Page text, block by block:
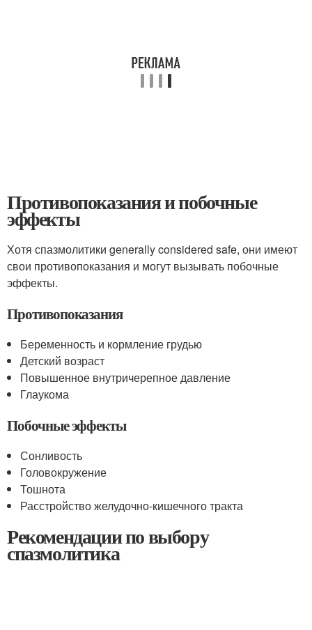
Противопоказания и побочные
эффекты
Хотя спазмолитики generally considered safe, они имеют
свои противопоказания и могут вызывать побочные
эффекты.
Противопоказания
Беременность и кормление грудью
Детский возраст
Повышенное внутричерепное давление
Глаукома
Побочные эффекты
Сонливость
Головокружение
Тошнота
Расстройство желудочно-кишечного тракта
Рекомендации по выбору
спазмолитика